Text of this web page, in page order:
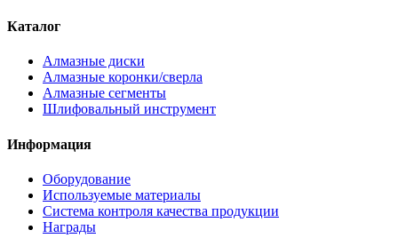
Каталог
Алмазные диски
Алмазные коронки/сверла
Алмазные сегменты
Шлифовальный инструмент
Информация
Оборудование
Используемые материалы
Система контроля качества продукции
Награды